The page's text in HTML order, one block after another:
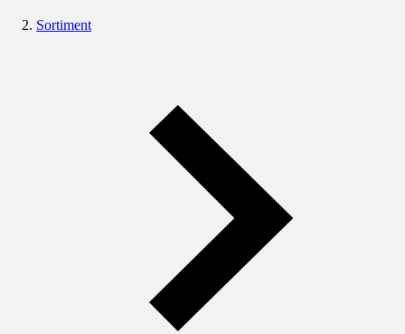
Sortiment